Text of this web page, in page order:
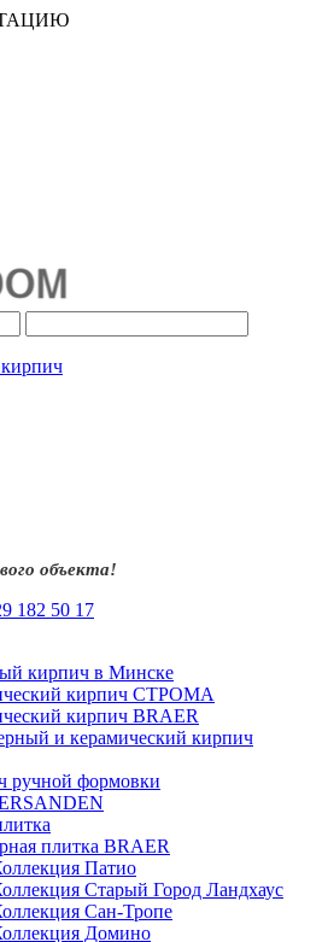
объекта!
182 50 17
кирпич в Минске
кирпич СТРОМА
кирпич BRAER
и керамический кирпич
ручной формовки
плитка BRAER
Патио
Старый Город Ландхаус
Сан-Тропе
Домино